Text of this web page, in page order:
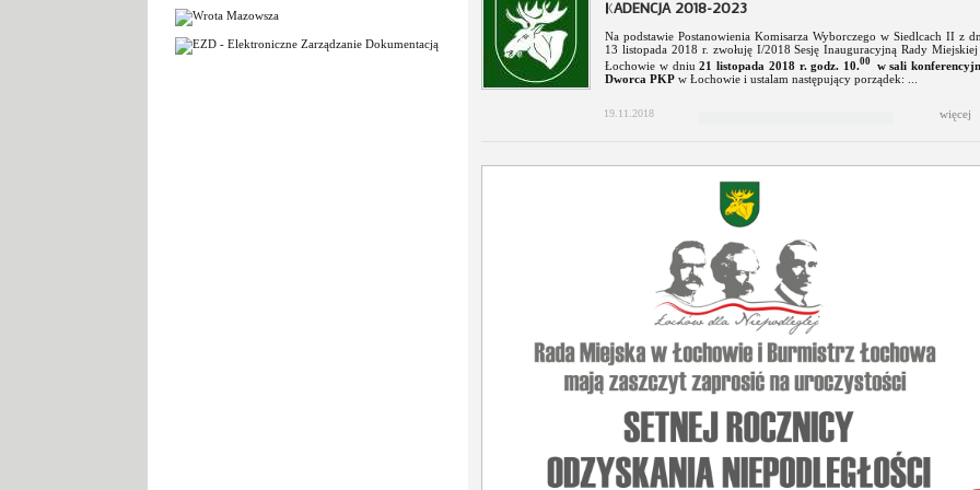
KADENCJA 2018-2023
Na podstawie Postanowienia Komisarza Wyborczego w Siedlcach II z
13 listopada 2018 r. zwołuję I/2018 Sesję Inauguracyjną Rady
Łochowie w dniu21 listopada 2018 r. godz. 10.00 w sali
Dworca PKP w Łochowie i ustalam następujący porządek: ...
19.11.2018 więcej